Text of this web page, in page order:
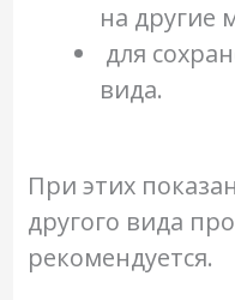
на другие
для
вида.
При этих
другого вида
рекомендуется.